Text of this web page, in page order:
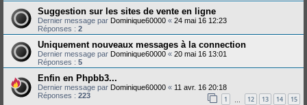
Suggestion sur les sites de vente en ligne
Dernier message par Dominique60000 « 24 mai 16 12:23
Réponses : 2
Uniquement nouveaux messages à la connection
Dernier message par Dominique60000 « 20 mai 16 13:01
Réponses : 5
Enfin en Phpbb3...
Dernier message par Dominique60000 « 11 avr. 16 20:18
Réponses : 223 1 12 13 14 15